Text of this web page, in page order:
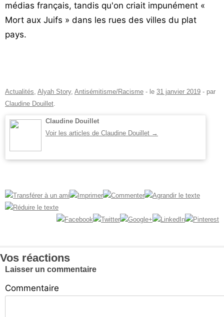
médias français, tandis qu'on criait impunément «
Mort aux Juifs » dans les rues des villes du plat
pays.
Actualités, Alyah Story, Antisémitisme/Racisme - le 31 janvier 2019 - par
Claudine Douillet.
Claudine Douillet
Voir les articles de Claudine Douillet →
Vos réactions
Laisser un commentaire
Commentaire